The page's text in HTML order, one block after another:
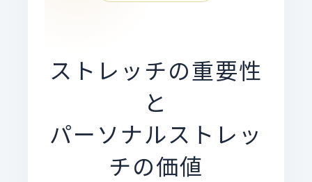
ストレッチの重要性
と
パーソナルストレッ
チの価値